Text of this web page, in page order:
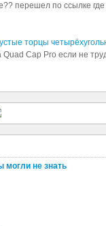
перешел по ссылке
торцы
Cap Pro если не
могли не знать